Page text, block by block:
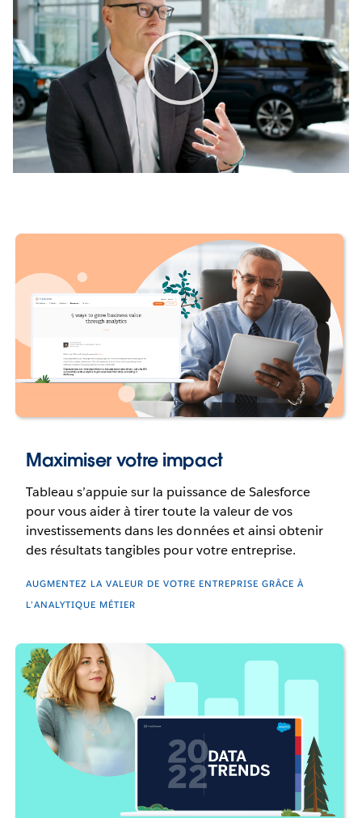
Play
Video
Maximiser votre impact
Tableau s’appuie sur la puissance de Salesforce
pour vous aider à tirer toute la valeur de vos
investissements dans les données et ainsi obtenir
des résultats tangibles pour votre entreprise.
AUGMENTEZ LA VALEUR DE VOTRE ENTREPRISE GRÂCE À
L’ANALYTIQUE MÉTIER